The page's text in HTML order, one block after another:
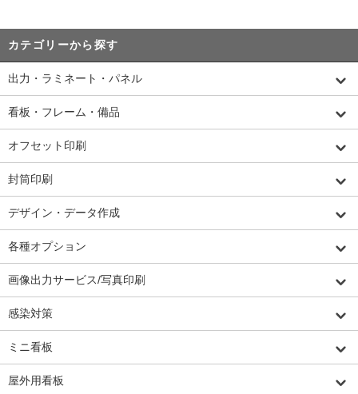
カテゴリーから探す
出力・ラミネート・パネル
看板・フレーム・備品
オフセット印刷
封筒印刷
デザイン・データ作成
各種オプション
画像出力サービス/写真印刷
感染対策
ミニ看板
屋外用看板